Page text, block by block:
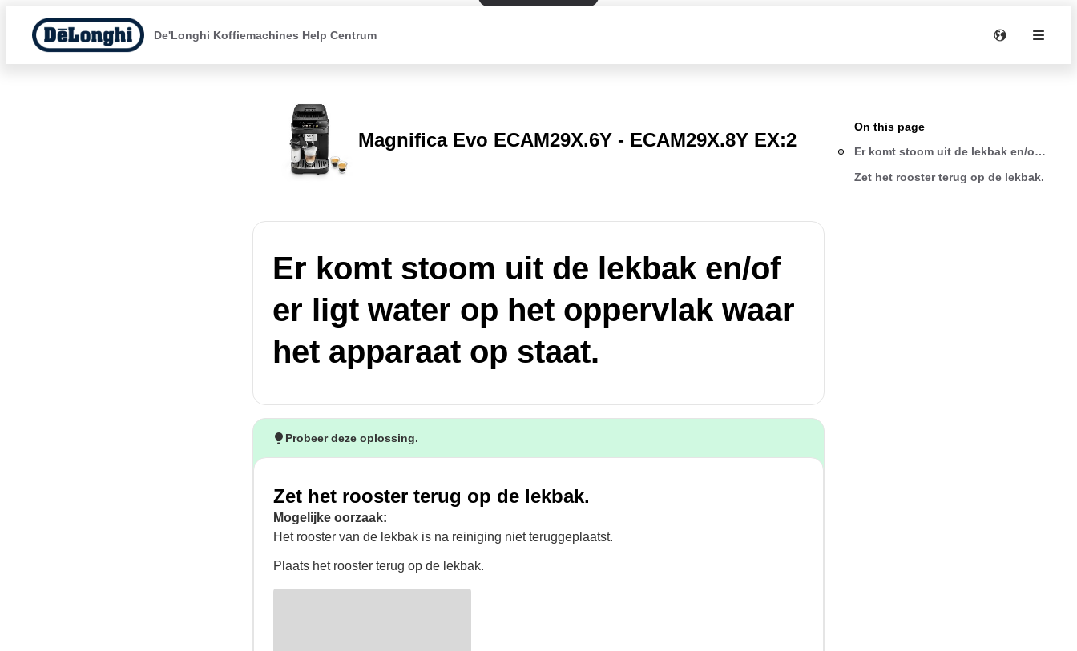
De'Longhi Koffiemachines Help Centrum
Magnifica Evo ECAM29X.6Y - ECAM29X.8Y EX:2
Er komt stoom uit de lekbak en/of
er ligt water op het oppervlak waar
het apparaat op staat.
Probeer deze oplossing.
Zet het rooster terug op de lekbak.
Mogelijke oorzaak:
Het rooster van de lekbak is na reiniging niet teruggeplaatst.
Plaats het rooster terug op de lekbak.
On this page
Er komt stoom uit de lekbak en/of er
Zet het rooster terug op de lekbak.